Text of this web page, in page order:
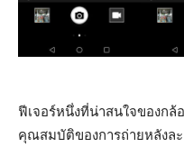
ฟีเจอร์หนึ่งที่น่าสนใจของกล้
คุณสมบัติของการถ่ายหลังละ